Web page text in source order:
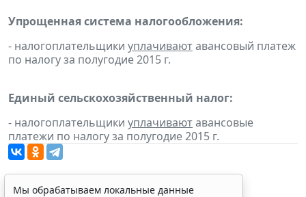
Упрощенная система налогообложения:
- налогоплательщики уплачиваютавансовый платеж
по налогу за полугодие 2015 г.
Единый сельскохозяйственный налог:
- налогоплательщики уплачиваютавансовые
платежи по налогу за полугодие 2015 г.
Мы обрабатываем локальные данные